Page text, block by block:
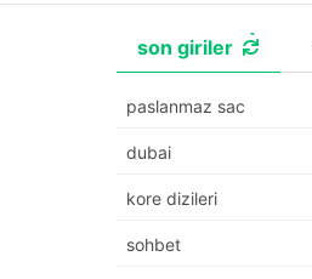
son giriler
paslanmaz sac
dubai
kore dizileri
sohbet